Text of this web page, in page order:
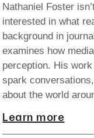
Nathaniel Foster
interested in what
background in
examines how
perception. His
spark
about the world
Learn more